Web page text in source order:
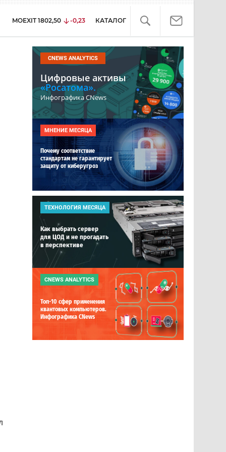
MOEXIT 1802,50 -0,23 КАТАЛОГ
CNEWS ANALYTICS
Цифровые активы
«Росатома».
Инфографика CNews
МНЕНИЕ МЕСЯЦА
Почему соответствие
стандартам не гарантирует
защиту от киберугроз
ТЕХНОЛОГИЯ МЕСЯЦА
Как выбрать сервер
для ЦОД и не прогадать
в перспективе
CNEWS ANALYTICS
Топ-10 сфер применения
квантовых компьютеров.
Инфографика CNews